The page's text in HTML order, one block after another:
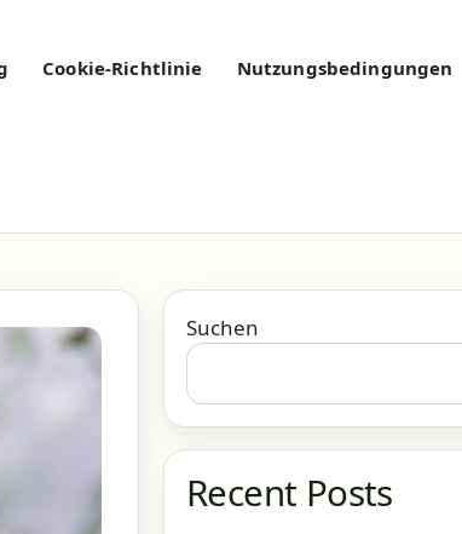
Cookie-Richtlinie Nutzungsbedingungen
Suchen
Recent Posts